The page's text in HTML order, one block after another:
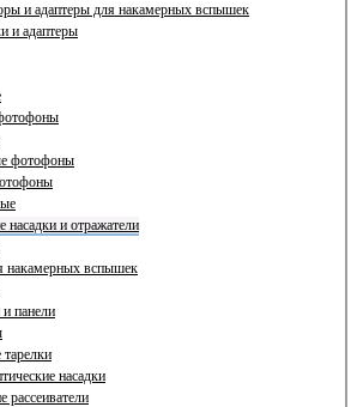
и адаптеры для накамерных вспышек
и адаптеры
фотофоны
и отражатели
накамерных вспышек
панели
насадки
рассеиватели